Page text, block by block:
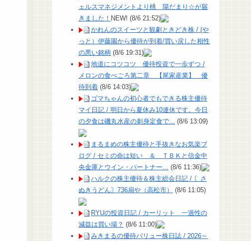
ェルスマネジメントより桃 陽だまり☆が届
きました！ NEW! (8/6 21:52)
かれんのスイーツと観劇ときどき株 / (や
っと）伊藤園から優待が到着/買い戻した相性
の悪い銘柄 (8/6 19:31)
地道にコツコツ 優待投資で一歩ずつ /
メロンの食べごろ第二章 【尾家産業】 優
待到着 (8/6 14:03)
ゴマちゃんの初心者でもできる株主優待
マイ日記 / 明日から夏休み10連休です。今日
の夕食は磯丸水産の刺身定食で...
(8/6 13:09)
まるまめの株主優待と手抜きなお気楽ブ
ログ / セミの命は短い ＆ ＴＢＫと信金中
央金庫とウイン・パートナー...
(8/6 11:36)
ハルクの株主優待＆株主総会日記 / 〘さ
ぬきうどん〙736扇や（高松市）
(8/6 11:05)
RYUの投資日記 / カーリット 一過性の
減益は買い場？ (8/6 11:00)
みきまるの優待バリュー株日誌 / 2026～